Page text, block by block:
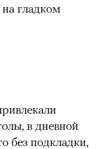
гладком
в дневной
без подкладки,